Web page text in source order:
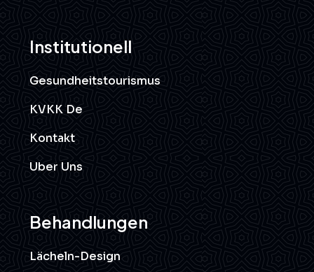
Institutionell
Gesundheitstourismus
KVKK De
Kontakt
Uber Uns
Behandlungen
Lächeln-Design